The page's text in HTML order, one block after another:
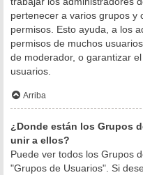
pertenecer a varios grupos y
permisos. Esto ayuda, a los
permisos de muchos
de moderador, o garantizar
usuarios.
Arriba
¿Donde están los Grupos
unir a ellos?
Puede ver todos los Grupos
"Grupos de Usuarios". Si